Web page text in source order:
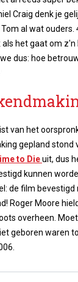
Craig denk je
al wat ouders.
het gaat om z'n
dus: hoe
van het
gepland stond
to Dieuit, dus
kunnen
de film bevestigd
Roger Moore
overheen.
geboren waren